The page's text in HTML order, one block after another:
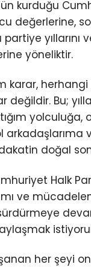
kurduğu
değerlerine,
yıllarını
yöneliktir.
karar, herhangi
değildir. Bu;
yolculuğa,
doğal
Halk
ve
her şeyi